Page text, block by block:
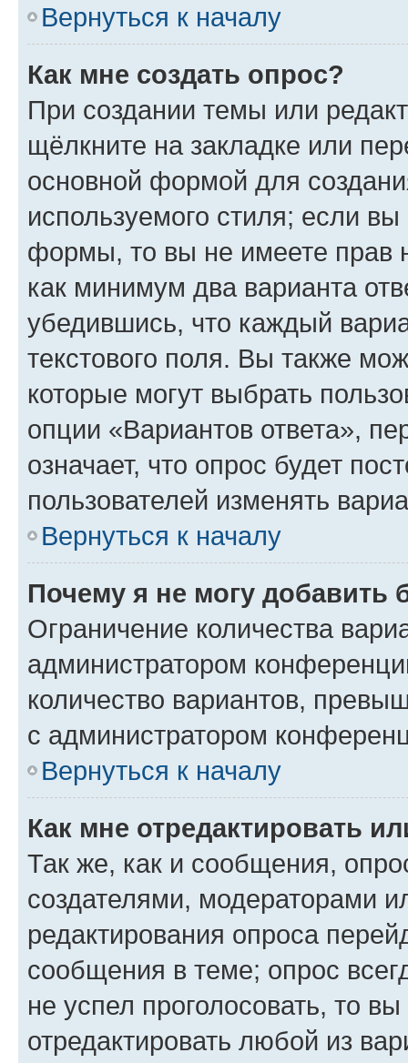
Вернуться к началу
Как мне создать опрос?
При создании темы или
щёлкните на закладке или
основной формой для
используемого стиля; если
формы, то вы не имеете прав
как минимум два варианта
убедившись, что каждый
текстового поля. Вы также
которые могут выбрать
опции «Вариантов ответа»,
означает, что опрос будет
пользователей изменять
Вернуться к началу
Почему я не могу добавить
Ограничение количества
администратором
количество вариантов,
с администратором
Вернуться к началу
Как мне отредактировать
Так же, как и сообщения,
создателями, модераторами
редактирования опроса
сообщения в теме; опрос
не успел проголосовать, то
отредактировать любой из